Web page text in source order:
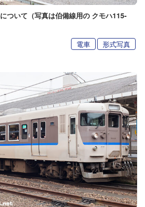
ついて（写真は伯備線用の クモハ115-
電車 形式写真